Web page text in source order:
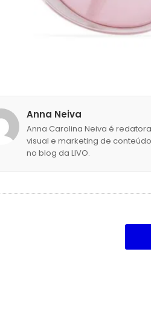
Anna Neiva
Anna Carolina Neiva é
visual e marketing de
no blog da LIVO.